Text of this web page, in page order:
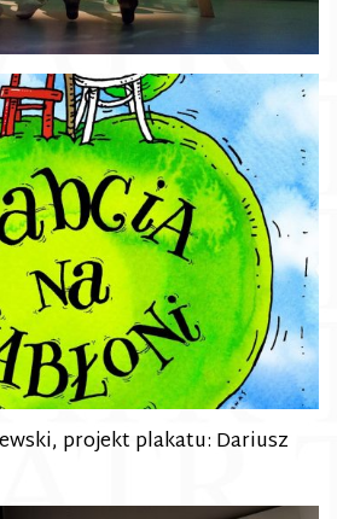
projekt plakatu: Dariusz